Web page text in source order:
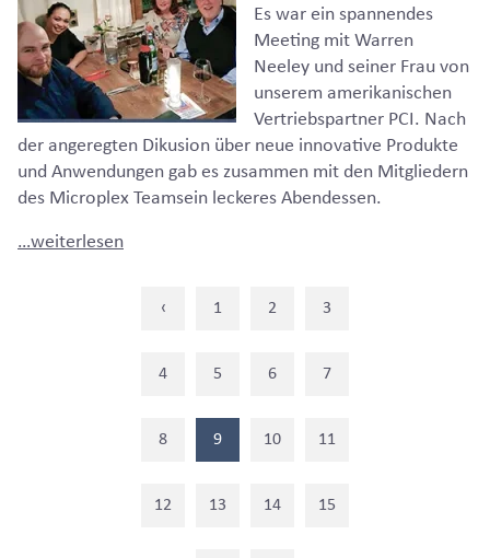
Es war ein spannendes
Meeting mit Warren
Neeley und seiner Frau von
unserem amerikanischen
Vertriebspartner PCI. Nach
der angeregten Dikusion über neue innovative Produkte
und Anwendungen gab es zusammen mit den Mitgliedern
des Microplex Teamsein leckeres Abendessen.
…weiterlesen
‹ 1 2 3
4 5 6 7
8 9 10 11
12 13 14 15